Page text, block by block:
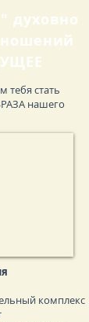
духовно
тебя стать
нашего
комплекс